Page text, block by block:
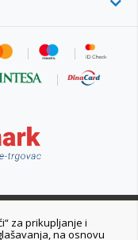
za prikupljanje i
na osnovu